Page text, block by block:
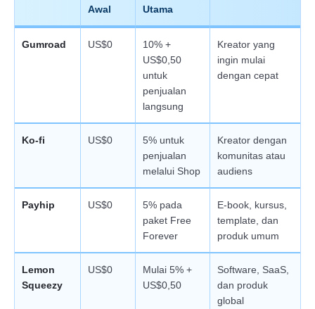
Awal
Utama
Gumroad US$0
10% +
US$0,50
untuk
penjualan
langsung
Kreator yang
ingin mulai
dengan cepat
Ko-fi US$0
5% untuk
penjualan
melalui Shop
Kreator dengan
komunitas atau
audiens
Payhip US$0
5% pada
paket Free
Forever
E-book, kursus,
template, dan
produk umum
Lemon
Squeezy
US$0
Mulai 5% +
US$0,50
Software, SaaS,
dan produk
global